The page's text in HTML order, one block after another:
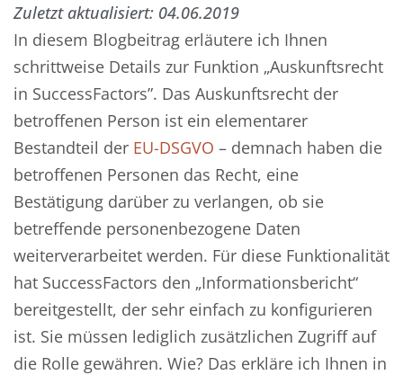
Zuletzt aktualisiert: 04.06.2019
In diesem Blogbeitrag erläutere ich Ihnen
schrittweise Details zur Funktion „Auskunftsrecht
in SuccessFactors”. Das Auskunftsrecht der
betroffenen Person ist ein elementarer
Bestandteil der EU-DSGVO – demnach haben die
betroffenen Personen das Recht, eine
Bestätigung darüber zu verlangen, ob sie
betreffende personenbezogene Daten
weiterverarbeitet werden. Für diese Funktionalität
hat SuccessFactors den „Informationsbericht“
bereitgestellt, der sehr einfach zu konfigurieren
ist. Sie müssen lediglich zusätzlichen Zugriff auf
die Rolle gewähren. Wie? Das erkläre ich Ihnen in